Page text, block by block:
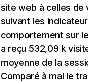
site web à celles de
suivant les
comportement sur
a reçu 532,09 k
moyenne de la
Comparé à mai le